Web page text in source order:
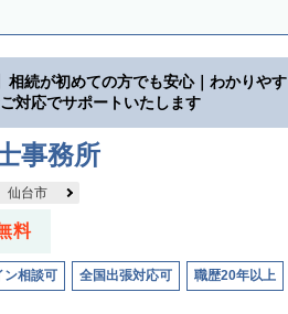
相続が初めての方でも安心｜わかりやす
対応でサポートいたします
事務所
仙台市
料
ン相談可 全国出張対応可 職歴20年以上